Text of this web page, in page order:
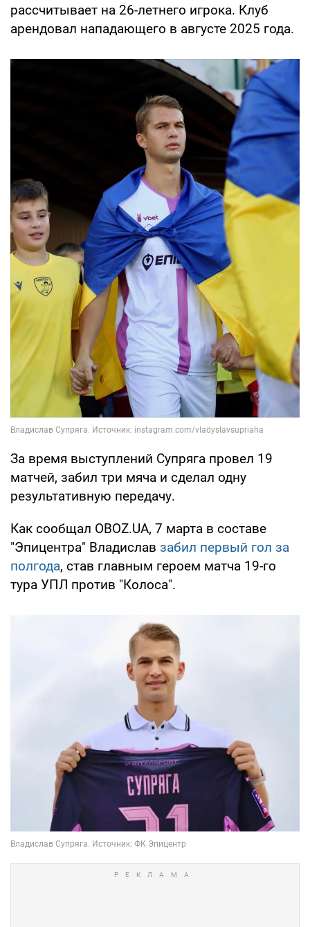
рассчитывает на 26-летнего игрока. Клуб
арендовал нападающего в августе 2025 года.
За время выступлений Супряга провел 19
матчей, забил три мяча и сделал одну
результативную передачу.
Как сообщал OBOZ.UA, 7 марта в составе
"Эпицентра" Владислав забил первый гол за
полгода, став главным героем матча 19-го
тура УПЛ против "Колоса".